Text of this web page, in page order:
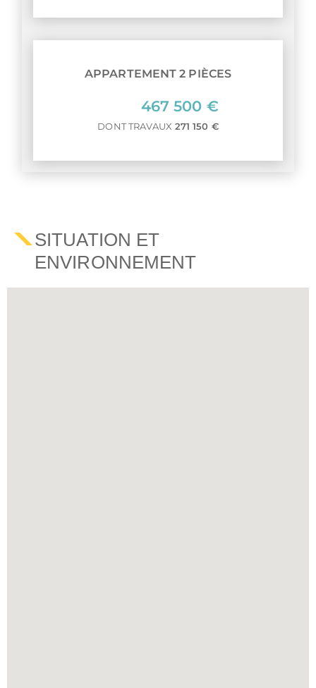
APPARTEMENT 2 PIÈCES
467 500 €
DONT TRAVAUX 271 150 €
SITUATION ET
ENVIRONNEMENT